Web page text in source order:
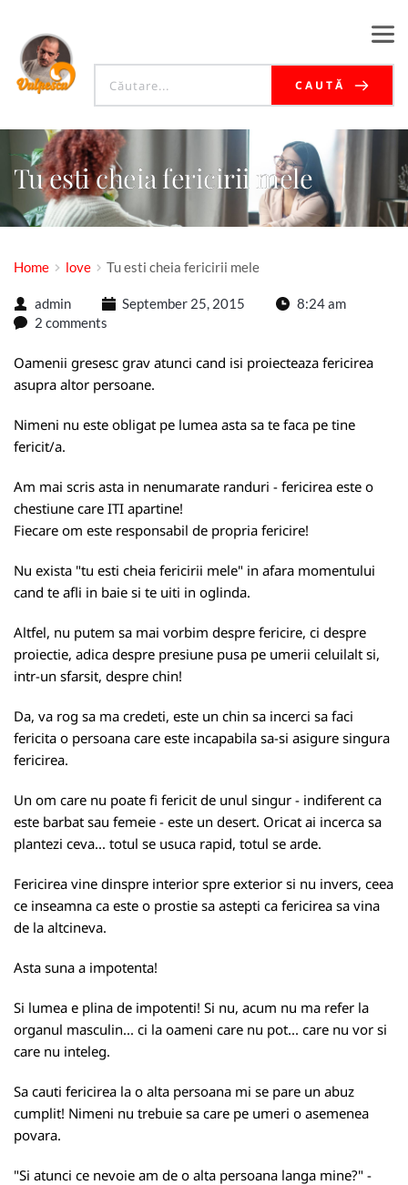
CAUTĂ
Tu esti cheia fericirii mele
Home love Tu esti cheia fericirii mele
admin September 25, 2015
8:24 am
2 comments
Oamenii gresesc grav atunci cand isi proiecteaza fericirea
asupra altor persoane.
Nimeni nu este obligat pe lumea asta sa te faca pe tine
fericit/a.
Am mai scris asta in nenumarate randuri - fericirea este o
chestiune care ITI apartine!
Fiecare om este responsabil de propria fericire!
Nu exista "tu esti cheia fericirii mele" in afara momentului
cand te afli in baie si te uiti in oglinda.
Altfel, nu putem sa mai vorbim despre fericire, ci despre
proiectie, adica despre presiune pusa pe umerii celuilalt si,
intr-un sfarsit, despre chin!
Da, va rog sa ma credeti, este un chin sa incerci sa faci
fericita o persoana care este incapabila sa-si asigure singura
fericirea.
Un om care nu poate fi fericit de unul singur - indiferent ca
este barbat sau femeie - este un desert. Oricat ai incerca sa
plantezi ceva... totul se usuca rapid, totul se arde.
Fericirea vine dinspre interior spre exterior si nu invers, ceea
ce inseamna ca este o prostie sa astepti ca fericirea sa vina
de la altcineva.
Asta suna a impotenta!
Si lumea e plina de impotenti! Si nu, acum nu ma refer la
organul masculin... ci la oameni care nu pot... care nu vor si
care nu inteleg.
Sa cauti fericirea la o alta persoana mi se pare un abuz
cumplit! Nimeni nu trebuie sa care pe umeri o asemenea
povara.
"Si atunci ce nevoie am de o alta persoana langa mine?" -